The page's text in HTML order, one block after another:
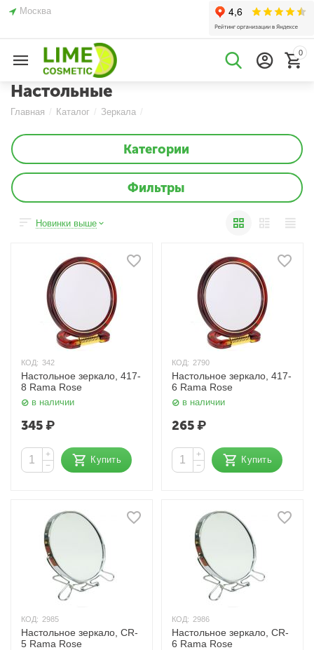
Москва
0
Настольные
Главная / Каталог / Зеркала /
Категории
Фильтры
Новинки выше
КОД: 342
Настольное зеркало, 417-
8 Rama Rose
в наличии
345₽
+
−
Купить
КОД: 2790
Настольное зеркало, 417-
6 Rama Rose
в наличии
265₽
+
−
Купить
КОД: 2985
Настольное зеркало, CR-
5 Rama Rose
КОД: 2986
Настольное зеркало, CR-
6 Rama Rose